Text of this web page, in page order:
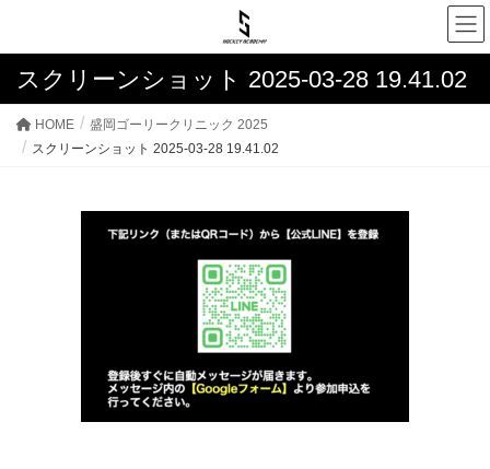
スクリーンショット 2025-03-28 19.41.02
HOME
盛岡ゴーリークリニック 2025
スクリーンショット 2025-03-28 19.41.02